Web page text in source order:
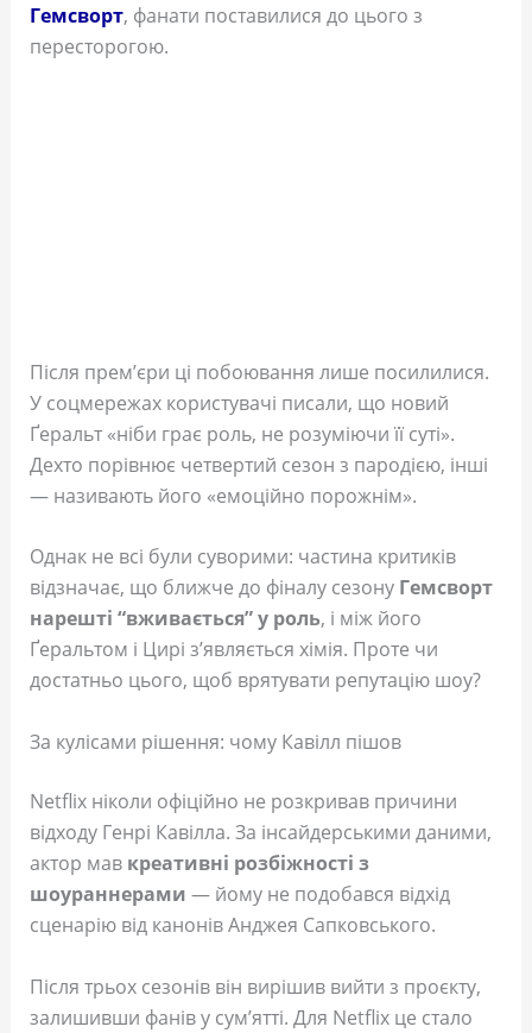
Гемсворт, фанати поставилися до цього з
пересторогою.
Після прем’єри ці побоювання лише посилилися.
У соцмережах користувачі писали, що новий
Ґеральт «ніби грає роль, не розуміючи її суті».
Дехто порівнює четвертий сезон з пародією, інші
— називають його «емоційно порожнім».
Однак не всі були суворими: частина критиків
відзначає, що ближче до фіналу сезону Гемсворт
нарешті “вживається” у роль, і між його
Ґеральтом і Цирі з’являється хімія. Проте чи
достатньо цього, щоб врятувати репутацію шоу?
За кулісами рішення: чому Кавілл пішов
Netflix ніколи офіційно не розкривав причини
відходу Генрі Кавілла. За інсайдерськими даними,
актор мав креативні розбіжності з
шоураннерами — йому не подобався відхід
сценарію від канонів Анджея Сапковського.
Після трьох сезонів він вирішив вийти з проєкту,
залишивши фанів у сум’ятті. Для Netflix це стало